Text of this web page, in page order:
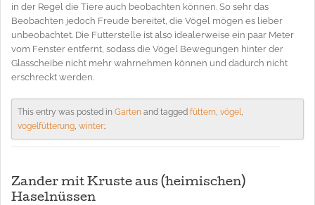
in der Regel die Tiere auch beobachten können. So sehr das
Beobachten jedoch Freude bereitet, die Vögel mögen es lieber
unbeobachtet. Die Futterstelle ist also idealerweise ein paar Meter
vom Fenster entfernt, sodass die Vögel Bewegungen hinter der
Glasscheibe nicht mehr wahrnehmen können und dadurch nicht
erschreckt werden.
This entry was posted in Garten and tagged füttern, vögel,
vogelfütterung, winter;.
Zander mit Kruste aus (heimischen)
Haselnüssen